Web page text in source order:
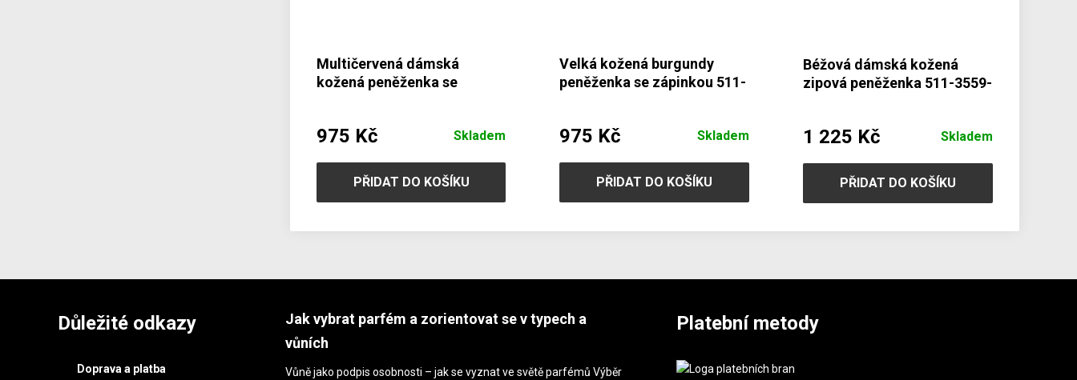
Multičervená dámská
kožená peněženka se
975 Kč Skladem
PŘIDAT DO KOŠÍKU
Velká kožená burgundy
peněženka se zápinkou 511-
975 Kč Skladem
PŘIDAT DO KOŠÍKU
Béžová dámská kožená
zipová peněženka 511-3559-
1 225 Kč Skladem
PŘIDAT DO KOŠÍKU
Důležité odkazy
Doprava a platba
Jak vybrat parfém a zorientovat se v typech a
vůních
Vůně jako podpis osobnosti – jak se vyznat ve světě parfémů Výběr
Platební metody